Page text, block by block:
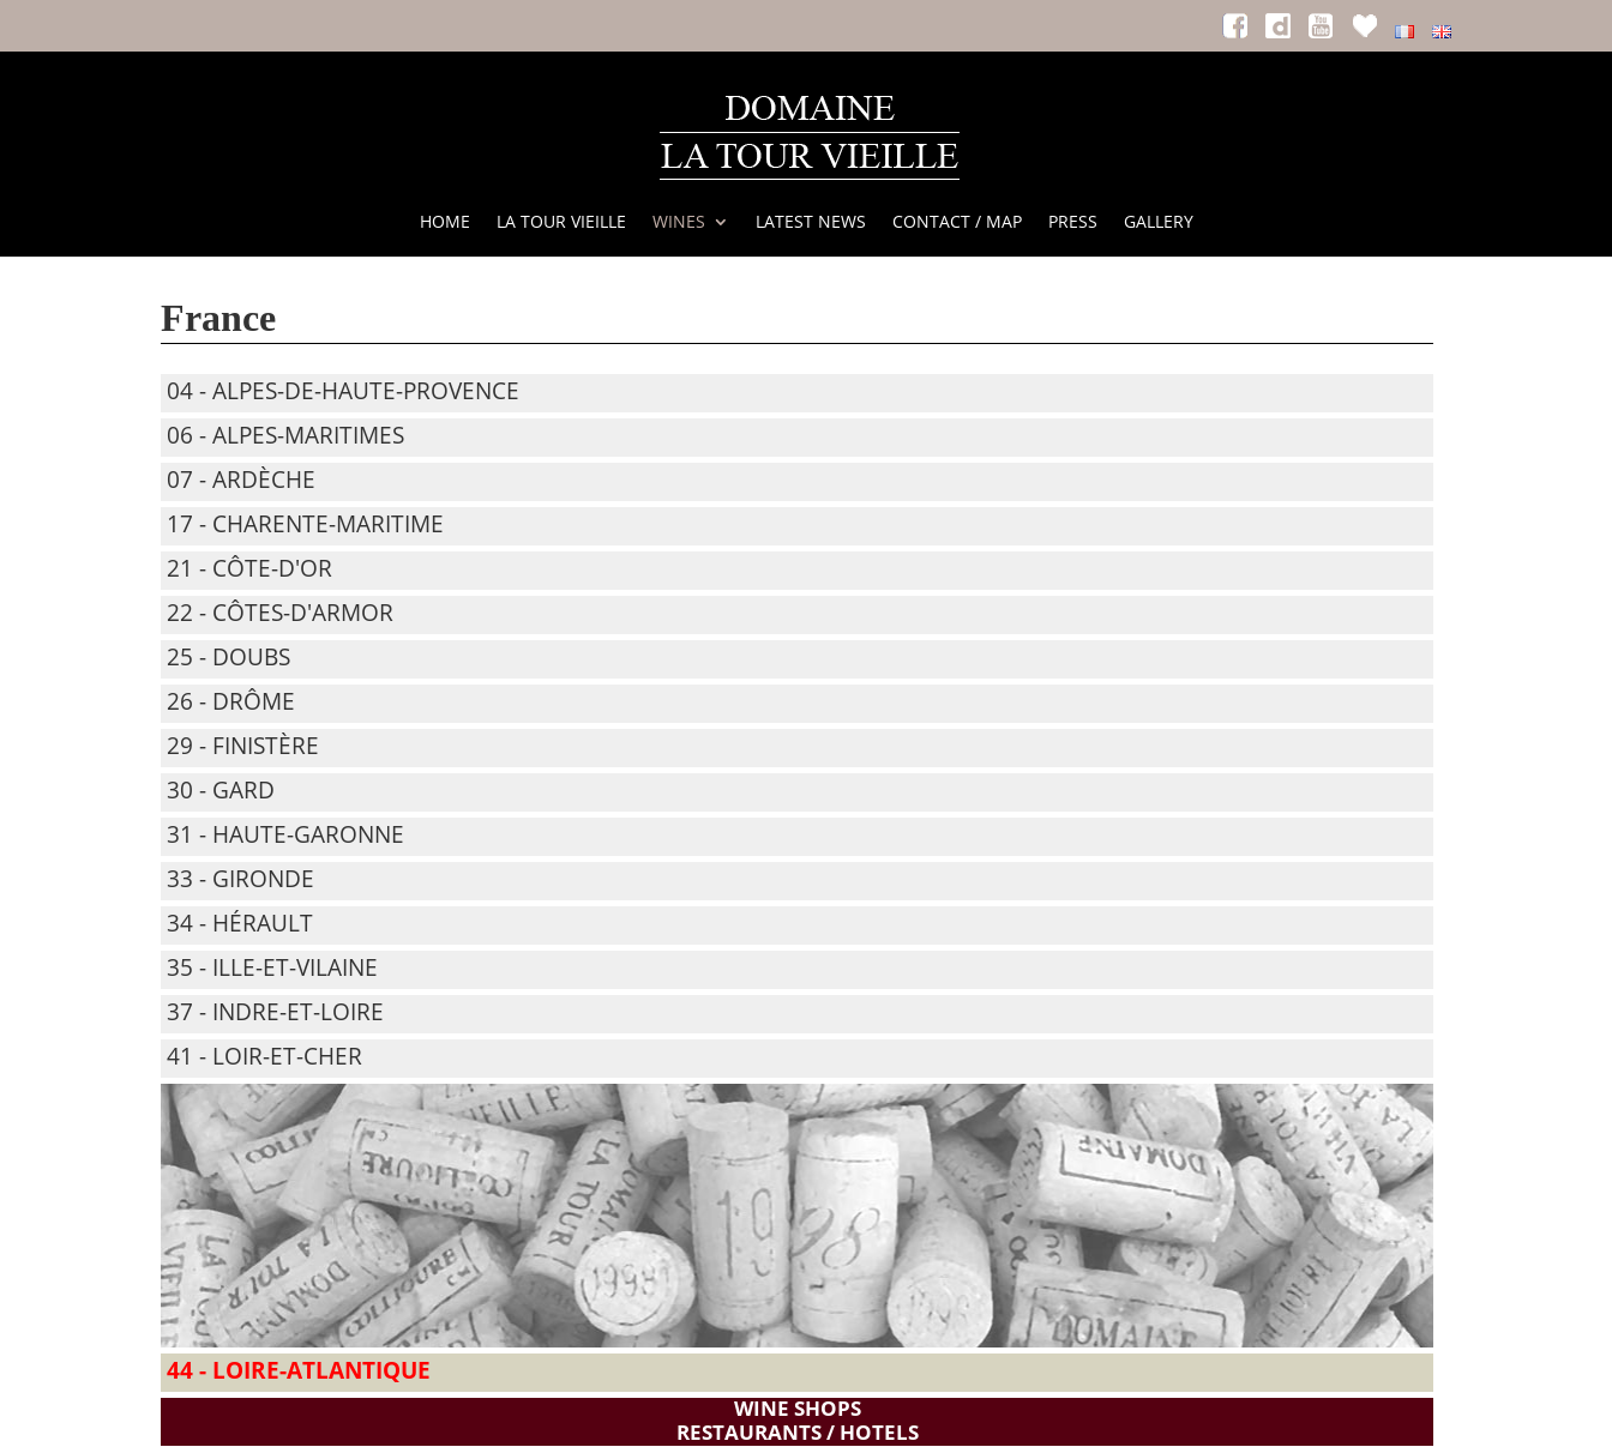
HOME LA TOUR VIEILLE WINES LATEST NEWS CONTACT / MAP PRESS GALLERY
France
04 - ALPES-DE-HAUTE-PROVENCE
06 - ALPES-MARITIMES
07 - ARDÈCHE
17 - CHARENTE-MARITIME
21 - CÔTE-D'OR
22 - CÔTES-D'ARMOR
25 - DOUBS
26 - DRÔME
29 - FINISTÈRE
30 - GARD
31 - HAUTE-GARONNE
33 - GIRONDE
34 - HÉRAULT
35 - ILLE-ET-VILAINE
37 - INDRE-ET-LOIRE
41 - LOIR-ET-CHER
44 - LOIRE-ATLANTIQUE
WINE SHOPS
RESTAURANTS / HOTELS